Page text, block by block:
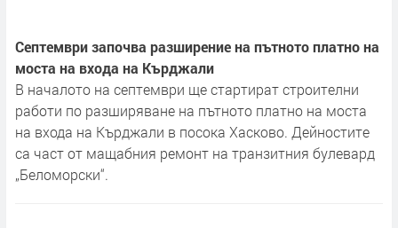
Септември започва разширение на пътното платно на
моста на входа на Кърджали
В началото на септември ще стартират строителни
работи по разширяване на пътното платно на моста
на входа на Кърджали в посока Хасково. Дейностите
са част от мащабния ремонт на транзитния булевард
„Беломорски“.